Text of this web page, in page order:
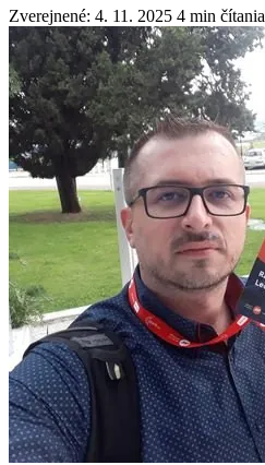
Zverejnené: 4. 11. 2025 4 min čítania